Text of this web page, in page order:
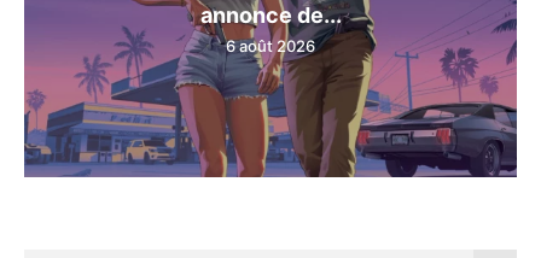
annonce de...
6 août 2026